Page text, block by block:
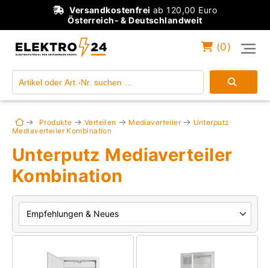
Versandkostenfrei ab 120,00 Euro
Österreich- & Deutschlandweit
Einloggen
(0)
Produkte Verteilen Mediaverteiler
Unterputz
Mediaverteiler Kombination
Unterputz Mediaverteiler
Kombination